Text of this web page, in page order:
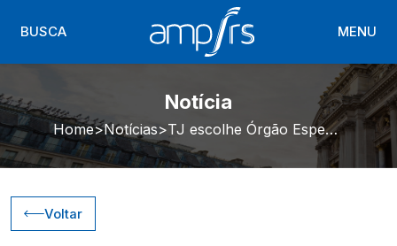
BUSCA MENU
Notícia
Home Notícias TJ escolhe Órgão Especial e novo presidente
Voltar